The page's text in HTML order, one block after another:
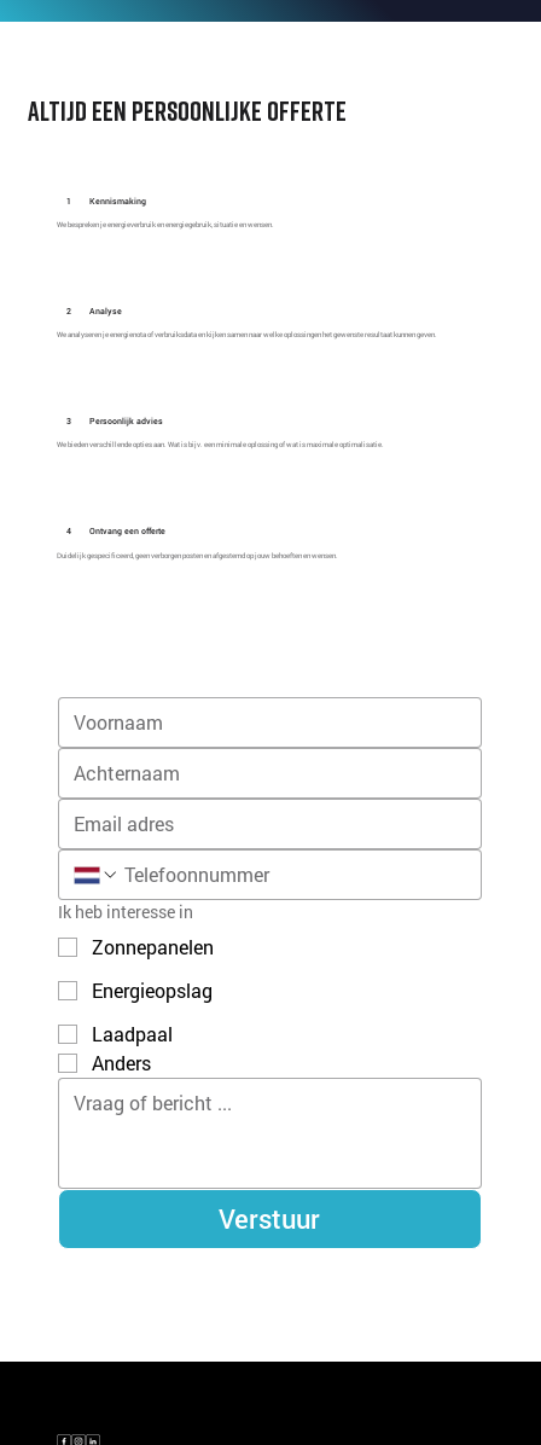
1 Kennismaking
We bespreken je energieverbruik en energiegebruik, situatie en wensen.
2 Analyse
We analyseren je energienota of verbruiksdata en kijken samen naar welke oplossingen het gewenste resultaat kunnen geven.
3 Persoonlijk advies
We bieden verschillende opties aan. Wat is bijv. een minimale oplossing of wat is maximale optimalisatie.
4 Ontvang een offerte
Duidelijk gespecificeerd, geen verborgen posten en afgestemd op jouw behoeften en wensen.
Ik heb interesse in
Zonnepanelen
Energieopslag
Laadpaal
Anders
Verstuur
altijd een persoonlijke offerte